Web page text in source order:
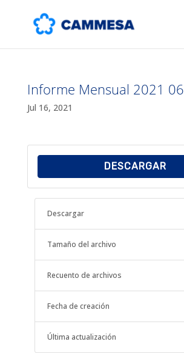
Informe Mensual 2021 06
Jul 16, 2021
DESCARGAR
Descargar
Tamaño del archivo
Recuento de archivos
Fecha de creación
Última actualización